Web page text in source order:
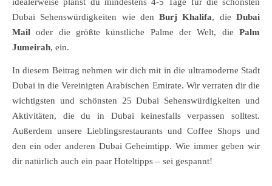
Dubai Sehenswürdigkeiten wie denBurj Khalifa, die Dubai
Mail oder die größte künstliche Palme der Welt, die Palm
Jumeirah, ein.
In diesem Beitrag nehmen wir dich mit in die ultramoderne Stadt
Dubai in die Vereinigten Arabischen Emirate. Wir verraten dir die
wichtigsten und schönsten 25 Dubai Sehenswürdigkeiten und
Aktivitäten, die du in Dubai keinesfalls verpassen solltest.
Außerdem unsere Lieblingsrestaurants und Coffee Shops und
den ein oder anderen Dubai Geheimtipp. Wie immer geben wir
dir natürlich auch ein paar Hoteltipps – sei gespannt!